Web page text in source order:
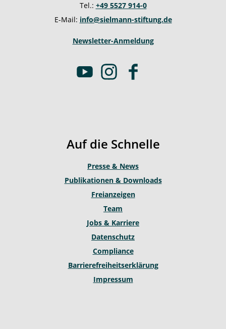
Tel.: +49 5527 914-0
E-Mail: info@sielmann-stiftung.de
Newsletter-Anmeldung
Y
e
I
n
r
a
m
F
o
o
k
Auf die Schnelle
Presse & News
Publikationen & Downloads
Freianzeigen
Team
Jobs & Karriere
Datenschutz
Compliance
Barrierefreiheitserklärung
Impressum